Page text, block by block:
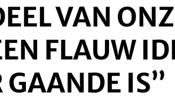
VAN
FLAUW
GAANDE IS”